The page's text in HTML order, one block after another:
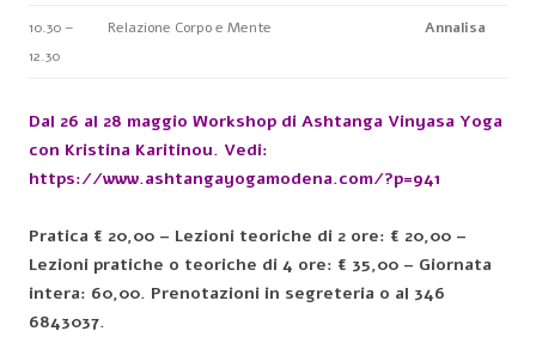
10.30 –
12.30
Relazione Corpo e Mente Annalisa
Dal 26 al 28 maggio Workshop di Ashtanga Vinyasa Yoga
con Kristina Karitinou. Vedi:
https://www.ashtangayogamodena.com/?p=941
Pratica € 20,00 – Lezioni teoriche di 2 ore: € 20,00 –
Lezioni pratiche o teoriche di 4 ore: € 35,00 – Giornata
intera: 60,00. Prenotazioni in segreteria o al 346
6843037.